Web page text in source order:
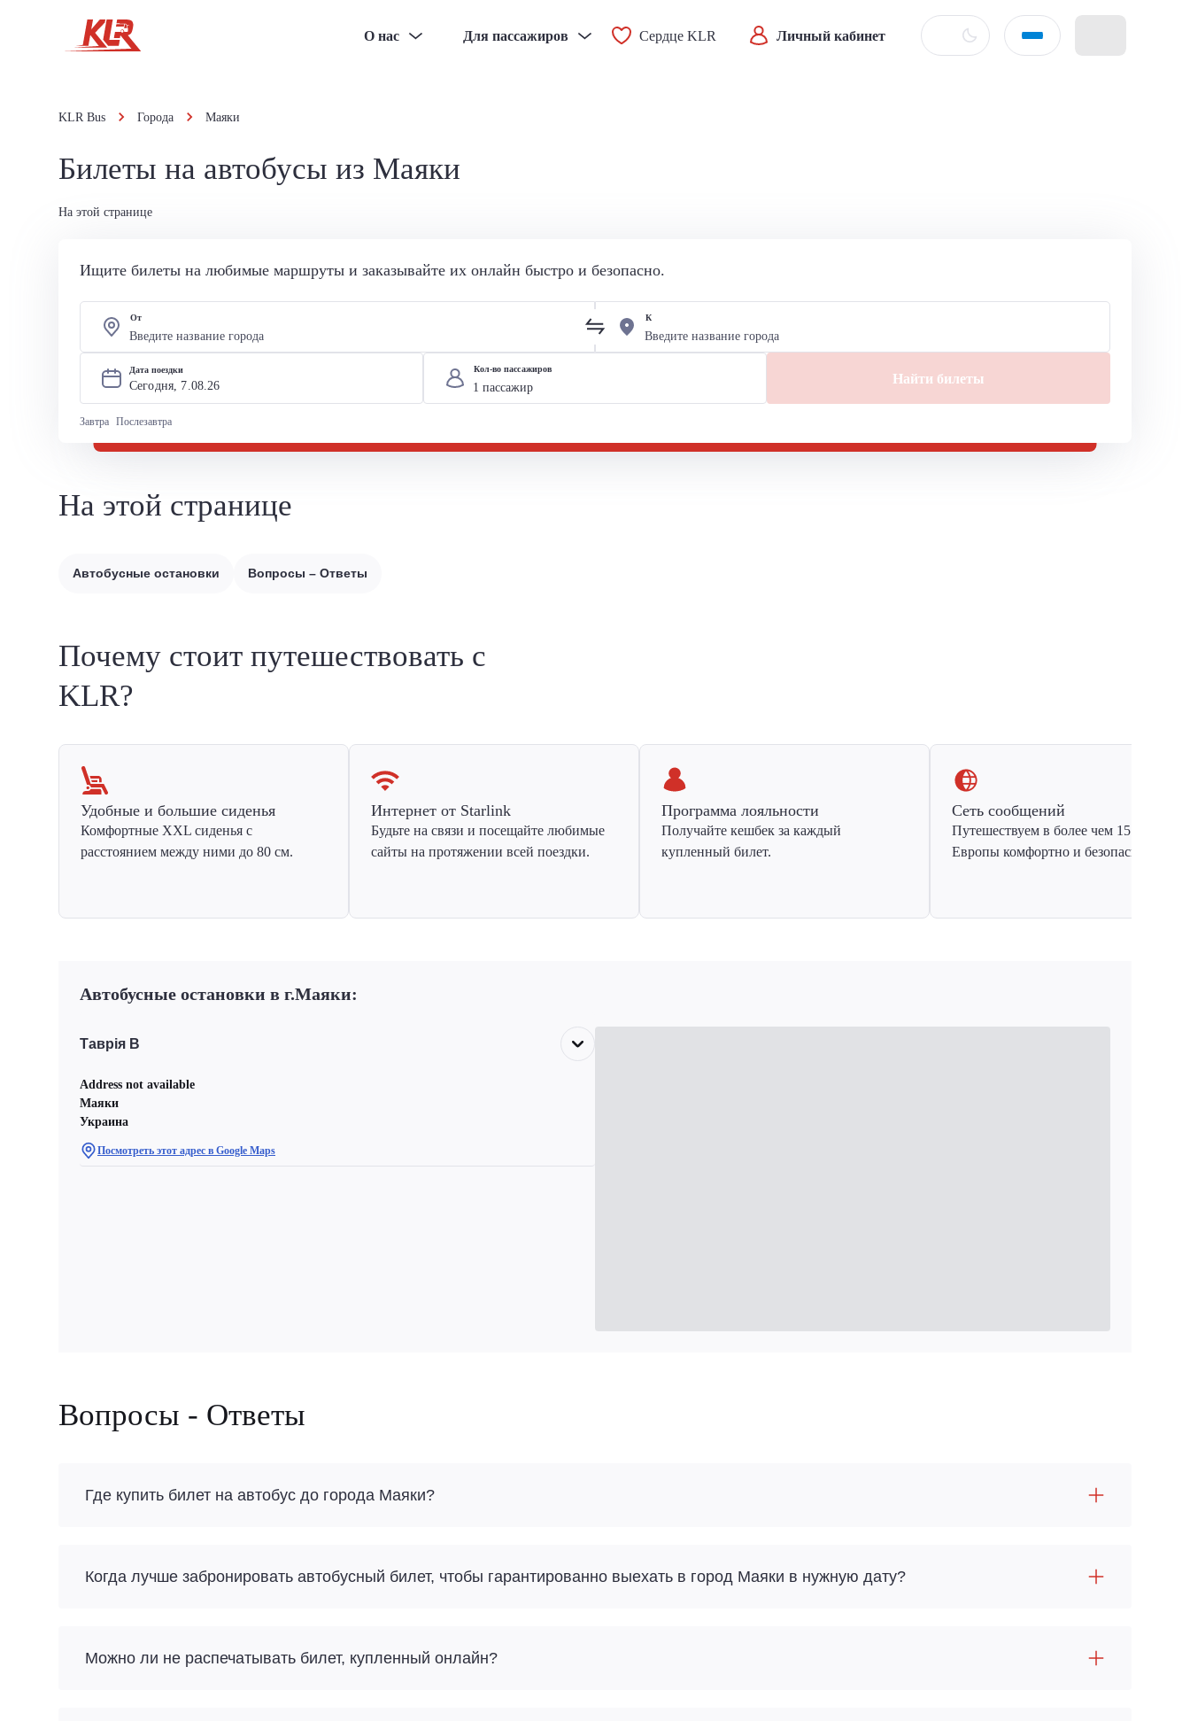
О нас Для пассажиров Сердце KLR Личный кабинет
KLR Bus Города Маяки
Билеты на автобусы из Маяки
На этой странице
Ищите билеты на любимые маршруты и заказывайте их онлайн быстро и безопасно.
От К
Дата поездки
Сегодня, 7.08.26
Завтра Послезавтра
Кол-во пассажиров
Найти билеты
На этой странице
Автобусные остановки Вопросы – Ответы
Почему стоит путешествовать с
KLR?
Удобные и большие сиденья
Комфортные XXL сиденья с
расстоянием между ними до 80 см.
Интернет от Starlink
Будьте на связи и посещайте любимые
сайты на протяжении всей поездки.
Программа лояльности
Получайте кешбек за каждый
купленный билет.
Сеть сообщений
Путешествуем в более чем 15 стран
Европы комфортно и безопасно.
Автобусные остановки в г.Маяки:
Таврія В
Address not available
Маяки
Украина
Посмотреть этот адрес в Google Maps
Вопросы - Ответы
Где купить билет на автобус до города Маяки?
Когда лучше забронировать автобусный билет, чтобы гарантированно выехать в город Маяки в нужную дату?
Можно ли не распечатывать билет, купленный онлайн?